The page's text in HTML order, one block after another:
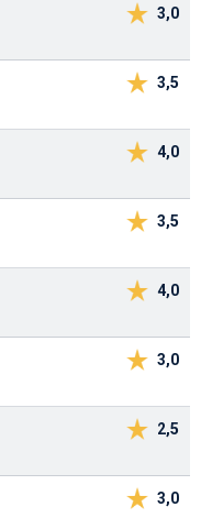
3,0
3,5
4,0
3,5
4,0
3,0
2,5
3,0